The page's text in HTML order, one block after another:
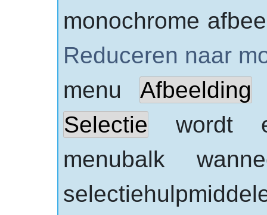
monochrome
Reduceren naar
menu Afbeelding
Selectie wordt
menubalk